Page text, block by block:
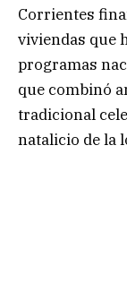
Corrientes
viviendas que
programas
que combinó
tradicional
natalicio de la